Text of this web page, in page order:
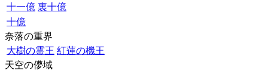
十一億 裏十億
十億
奈落の重界
大樹の霊王 紅蓮の機王
天空の儚域